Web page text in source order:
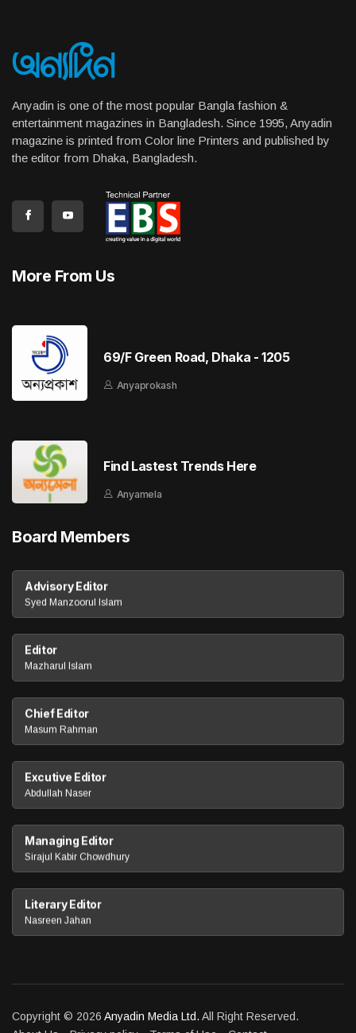
Anyadin is one of the most popular Bangla fashion &
entertainment magazines in Bangladesh. Since 1995, Anyadin
magazine is printed from Color line Printers and published by
the editor from Dhaka, Bangladesh.
More From Us
69/F Green Road, Dhaka - 1205
Anyaprokash
Find Lastest Trends Here
Anyamela
Board Members
Advisory Editor
Syed Manzoorul Islam
Editor
Mazharul Islam
Chief Editor
Masum Rahman
Excutive Editor
Abdullah Naser
Managing Editor
Sirajul Kabir Chowdhury
Literary Editor
Nasreen Jahan
Copyright © 2026 Anyadin Media Ltd. All Right Reserved.